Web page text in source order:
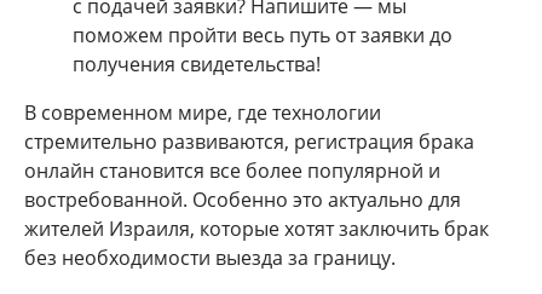
с подачей заявки? Напишите — мы
поможем пройти весь путь от заявки до
получения свидетельства!
В современном мире, где технологии
стремительно развиваются, регистрация брака
онлайн становится все более популярной и
востребованной. Особенно это актуально для
жителей Израиля, которые хотят заключить брак
без необходимости выезда за границу.